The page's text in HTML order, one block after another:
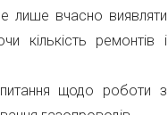
лише вчасно виявляти
кількість ремонтів і
щодо роботи з